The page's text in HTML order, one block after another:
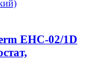
EHC-02/1D